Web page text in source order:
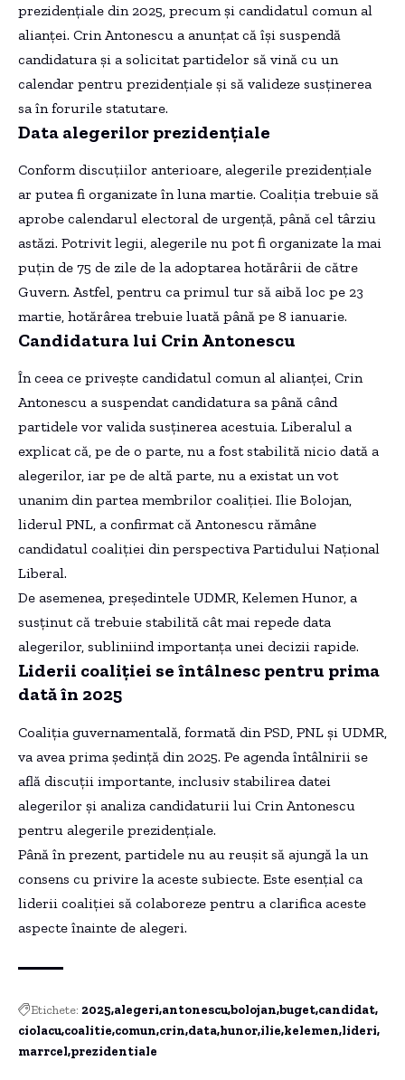
prezidențiale din 2025, precum și candidatul comun al
alianței. Crin Antonescu a anunțat că își suspendă
candidatura și a solicitat partidelor să vină cu un
calendar pentru prezidențiale și să valideze susținerea
sa în forurile statutare.
Data alegerilor prezidențiale
Conform discuțiilor anterioare, alegerile prezidențiale
ar putea fi organizate în luna martie. Coaliția trebuie să
aprobe calendarul electoral de urgență, până cel târziu
astăzi. Potrivit legii, alegerile nu pot fi organizate la mai
puțin de 75 de zile de la adoptarea hotărârii de către
Guvern. Astfel, pentru ca primul tur să aibă loc pe 23
martie, hotărârea trebuie luată până pe 8 ianuarie.
Candidatura lui Crin Antonescu
În ceea ce privește candidatul comun al alianței, Crin
Antonescu a suspendat candidatura sa până când
partidele vor valida susținerea acestuia. Liberalul a
explicat că, pe de o parte, nu a fost stabilită nicio dată a
alegerilor, iar pe de altă parte, nu a existat un vot
unanim din partea membrilor coaliției. Ilie Bolojan,
liderul PNL, a confirmat că Antonescu rămâne
candidatul coaliției din perspectiva Partidului Național
Liberal.
De asemenea, președintele UDMR, Kelemen Hunor, a
susținut că trebuie stabilită cât mai repede data
alegerilor, subliniind importanța unei decizii rapide.
Liderii coaliției se întâlnesc pentru prima
dată în 2025
Coaliția guvernamentală, formată din PSD, PNL și UDMR,
va avea prima ședință din 2025. Pe agenda întâlnirii se
află discuții importante, inclusiv stabilirea datei
alegerilor și analiza candidaturii lui Crin Antonescu
pentru alegerile prezidențiale.
Până în prezent, partidele nu au reușit să ajungă la un
consens cu privire la aceste subiecte. Este esențial ca
liderii coaliției să colaboreze pentru a clarifica aceste
aspecte înainte de alegeri.
Etichete: 2025 alegeri antonescubolojan buget candidat
ciolacu coalitie comun crin data hunor ilie kelemen lideri
marrcel prezidentiale